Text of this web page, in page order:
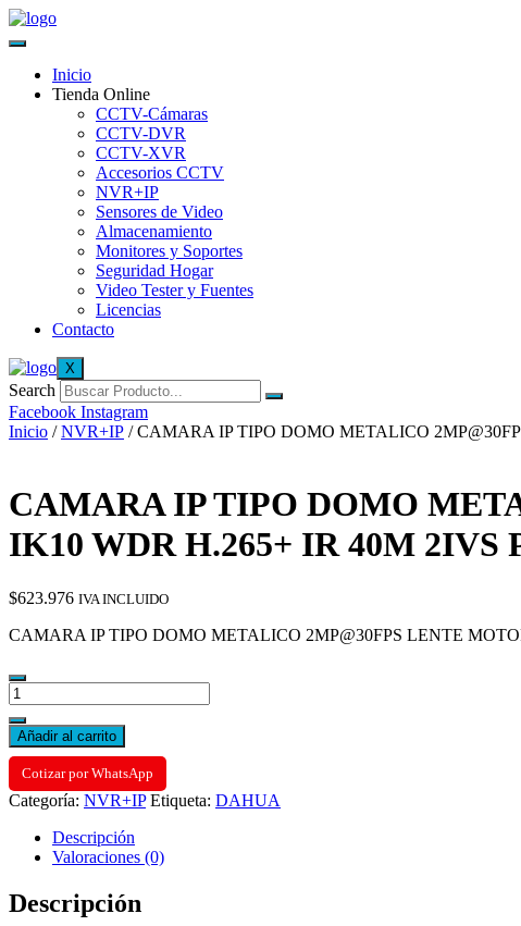
Inicio
Tienda Online
CCTV-Cámaras
CCTV-DVR
CCTV-XVR
Accesorios CCTV
NVR+IP
Sensores de Video
Almacenamiento
Monitores y Soportes
Seguridad Hogar
Video Tester y Fuentes
Licencias
Contacto
X
Search
Facebook Instagram
Inicio /NVR+IP / CAMARA IP TIPO DOMO METALICO
CAMARA IP TIPO DOMO
IK10 WDR H.265+ IR 40M 2IVS
$623.976 IVA INCLUIDO
CAMARA IP TIPO DOMO METALICO 2MP@30FPS LENTE
CAMARA
IP
TIPO
DOMO
METALICO
2MP@30FPS
LENTE
MOTOR.
13,5MM
IK10
Añadir al carrito
Cotizar por WhatsApp
Categoría: NVR+IP Etiqueta: DAHUA
Descripción
Valoraciones (0)
Descripción